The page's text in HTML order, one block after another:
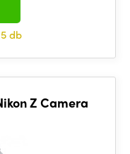
5 db
Z Camera